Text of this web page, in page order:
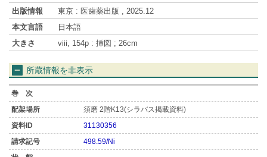
出版情報
東京 : 医歯薬出版 , 2025.12
本文言語
日本語
大きさ
viii, 154p : 挿図 ; 26cm
所蔵情報を非表示
須磨 2階K13(シラバス掲載資料)
31130356
498.59/Ni